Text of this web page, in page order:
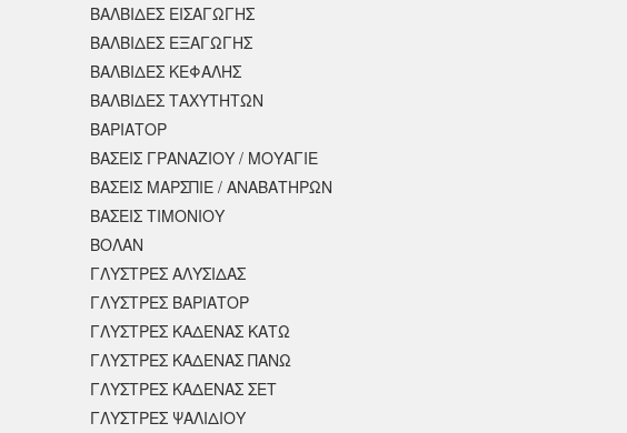
ΒΑΛΒΙΔΕΣ ΕΙΣΑΓΩΓΗΣ
ΒΑΛΒΙΔΕΣ ΕΞΑΓΩΓΗΣ
ΒΑΛΒΙΔΕΣ ΚΕΦΑΛΗΣ
ΒΑΛΒΙΔΕΣ ΤΑΧΥΤΗΤΩΝ
ΒΑΡΙΑΤΟΡ
ΒΑΣΕΙΣ ΓΡΑΝΑΖΙΟΥ / ΜΟΥΑΓΙΕ
ΒΑΣΕΙΣ ΜΑΡΣΠΙΕ / ΑΝΑΒΑΤΗΡΩΝ
ΒΑΣΕΙΣ ΤΙΜΟΝΙΟΥ
ΒΟΛΑΝ
ΓΛΥΣΤΡΕΣ ΑΛΥΣΙΔΑΣ
ΓΛΥΣΤΡΕΣ ΒΑΡΙΑΤΟΡ
ΓΛΥΣΤΡΕΣ ΚΑΔΕΝΑΣ ΚΑΤΩ
ΓΛΥΣΤΡΕΣ ΚΑΔΕΝΑΣ ΠΑΝΩ
ΓΛΥΣΤΡΕΣ ΚΑΔΕΝΑΣ ΣΕΤ
ΓΛΥΣΤΡΕΣ ΨΑΛΙΔΙΟΥ